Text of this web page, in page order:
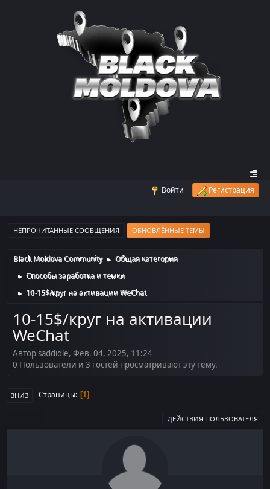
Войти Регистрация
НЕПРОЧИТАННЫЕ СООБЩЕНИЯ ОБНОВЛЁННЫЕ ТЕМЫ
Black Moldova Community ► Общая категория
► Способы заработка и темки
► 10-15$/круг на активации WeChat
10-15$/круг на активации
WeChat
Автор saddidle, Фев. 04, 2025, 11:24
0 Пользователи и 3 гостей просматривают эту тему.
ВНИЗ Страницы 1
ДЕЙСТВИЯ ПОЛЬЗОВАТЕЛЯ